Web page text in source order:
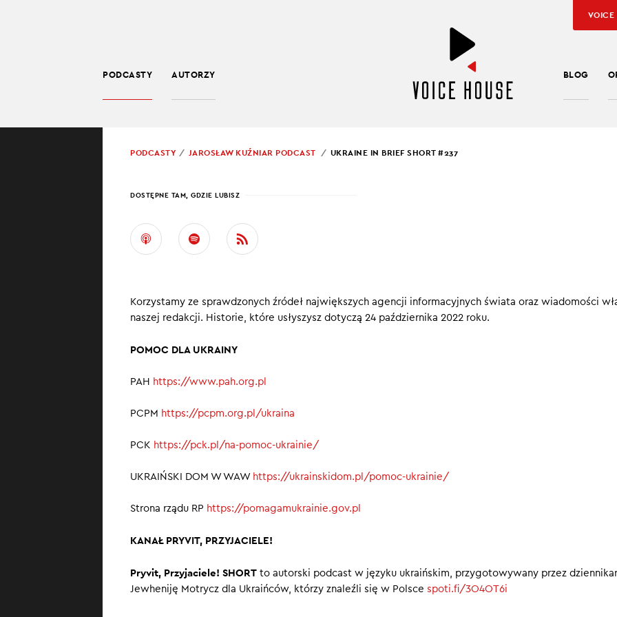
PODCASTY AUTORZY BLOG
VOICE
PROWADZĄCY:
UKRAINE IN BRIEF SHORT
Ukraine in brief SHORT
PODCASTY
JAROSŁAW KUŹNIAR PODCAST UKRAINE IN BRIEF SHORT #237
DOSTĘPNE TAM, GDZIE LUBISZ
Korzystamy ze sprawdzonych źródeł największych agencji informacyjnych świata oraz wiadomości
naszej redakcji. Historie, które usłyszysz dotyczą 24 października 2022 roku.
POMOC DLA UKRAINY
PAH https://www.pah.org.pl
PCPM https://pcpm.org.pl/ukraina
PCK https://pck.pl/na-pomoc-ukrainie/
UKRAIŃSKI DOM W WAW https://ukrainskidom.pl/pomoc-ukrainie/
Strona rządu RP https://pomagamukrainie.gov.pl
KANAŁ PRYVIT, PRZYJACIELE!
Pryvit, Przyjaciele! SHORT to autorski podcast w języku ukraińskim, przygotowywany przez
Jewheniję Motrycz dla Ukraińców, którzy znaleźli się w Polsce spoti.fi/3O4OT6i